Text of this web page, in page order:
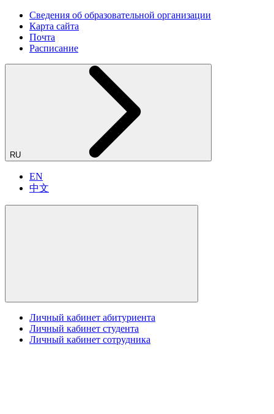
Сведения об образовательной организации
Карта сайта
Почта
Расписание
RU
EN
中文
Личный кабинет абитуриента
Личный кабинет студента
Личный кабинет сотрудника